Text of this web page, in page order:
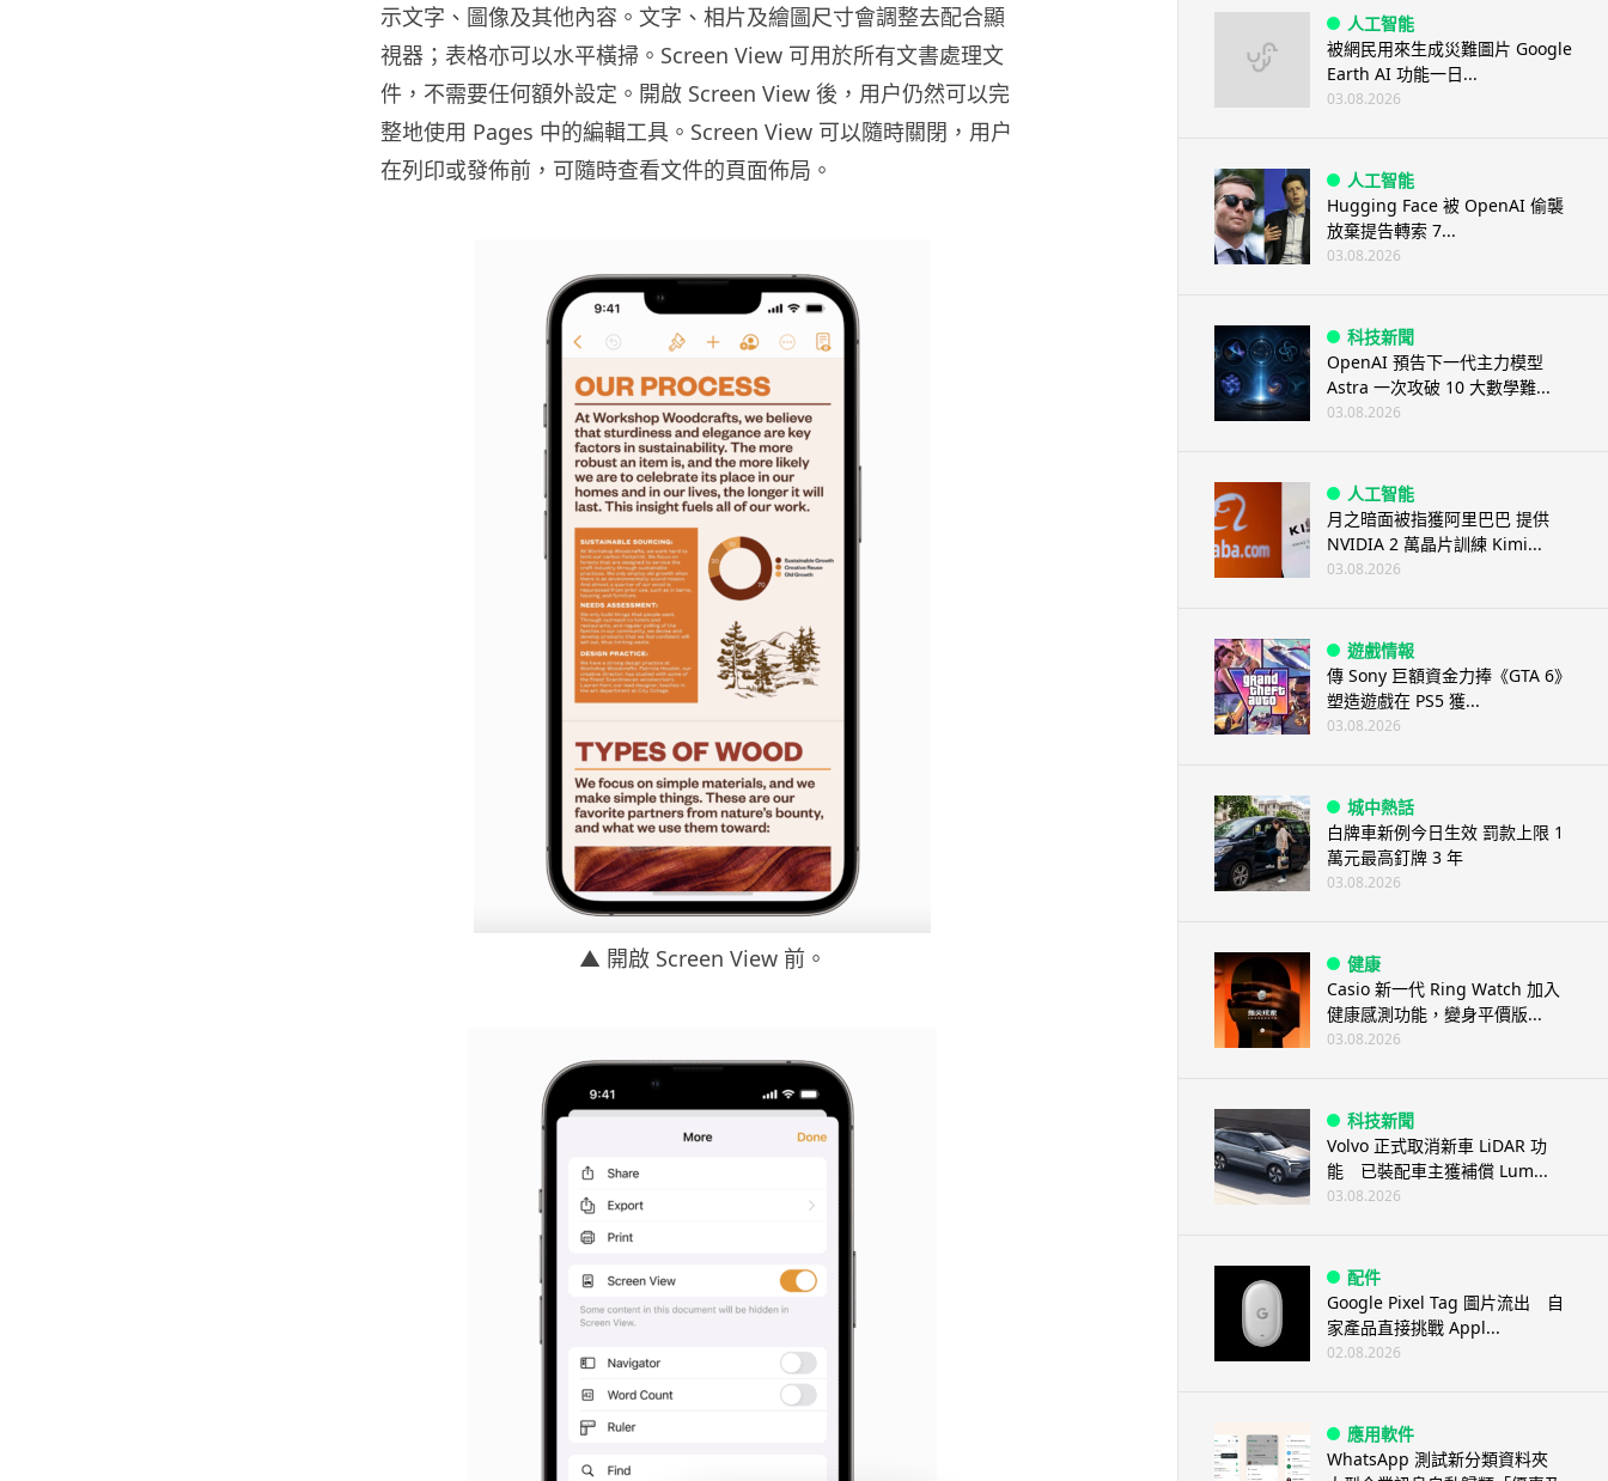
示文字、圖像及其他內容。文字、相片及繪圖尺寸會調整去配合顯
視器；表格亦可以水平橫掃。 Screen View 可用於所有文書處理文
件，不需要任何額外設定。開啟 Screen View 後，用户仍然可以完
整地使用 Pages 中的編輯工具。 Screen View 可以隨時關閉，用户
在列印或發佈前，可隨時查看文件的頁面佈局。
▲ 開啟 Screen View 前。
人工智能
被網民用來生成災難圖片 Google
Earth AI 功能一日...
03.08.2026
人工智能
Hugging Face 被 OpenAI 偷襲
放棄提告轉索 7...
03.08.2026
科技新聞
OpenAI 預告下一代主力模型
Astra 一次攻破 10 大數學難...
03.08.2026
人工智能
月之暗面被指獲阿里巴巴 提供
NVIDIA 2 萬晶片訓練 Kimi...
03.08.2026
遊戲情報
傳 Sony 巨額資金力捧《GTA 6》
塑造遊戲在 PS5 獲...
03.08.2026
城中熱話
白牌車新例今日生效 罰款上限 1
萬元最高釘牌 3 年
03.08.2026
健康
Casio 新一代 Ring Watch 加入
健康感測功能，變身平價版...
03.08.2026
科技新聞
Volvo 正式取消新車 LiDAR 功
能 已裝配車主獲補償 Lum...
03.08.2026
配件
Google Pixel Tag 圖片流出 自
家產品直接挑戰 Appl...
02.08.2026
應用軟件
WhatsApp 測試新分類資料夾